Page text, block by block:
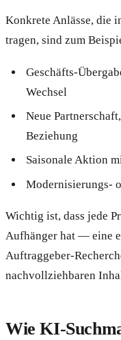
Konkrete Anlässe, die
tragen, sind zum
Geschäfts-
Wechsel
Neue
Beziehung
Saisonale Aktion
Modernisierungs-
Wichtig ist, dass jede
Aufhänger hat — eine
Auftraggeber-
nachvollziehbaren
Wie KI-